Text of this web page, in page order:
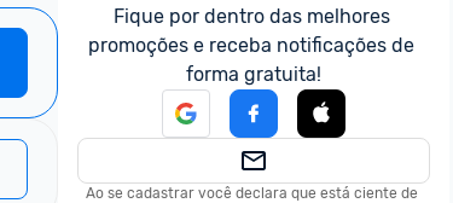
Fique por dentro das melhores
promoções e receba notificações de
forma gratuita!
Ao se cadastrar você declara que está ciente de